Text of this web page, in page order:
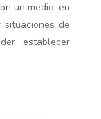
un medio, en
situaciones de
establecer